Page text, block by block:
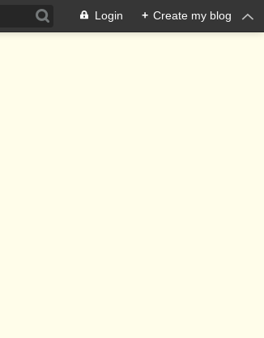
Login + Create my blog